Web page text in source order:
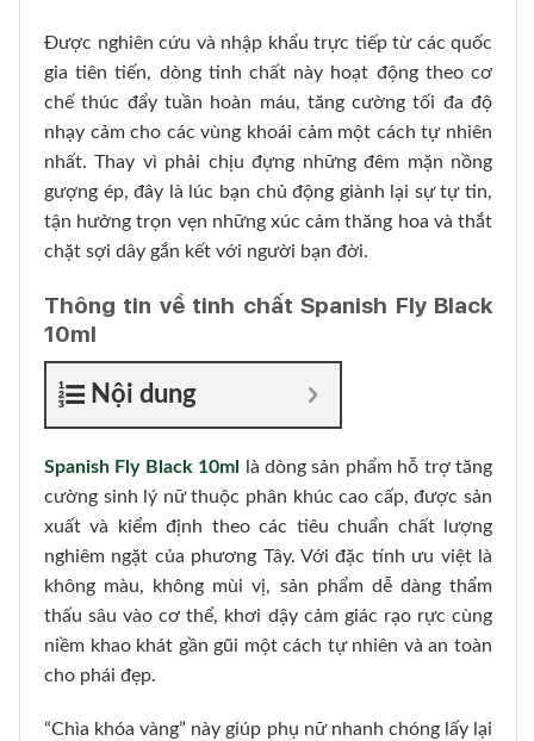
Được nghiên cứu và nhập khẩu trực tiếp từ các quốc
gia tiên tiến, dòng tinh chất này hoạt động theo cơ
chế thúc đẩy tuần hoàn máu, tăng cường tối đa độ
nhạy cảm cho các vùng khoái cảm một cách tự nhiên
nhất. Thay vì phải chịu đựng những đêm mặn nồng
gượng ép, đây là lúc bạn chủ động giành lại sự tự tin,
tận hưởng trọn vẹn những xúc cảm thăng hoa và thắt
chặt sợi dây gắn kết với người bạn đời.
Thông tin về tinh chất Spanish Fly Black
10ml
Nội dung
Spanish Fly Black 10ml
là dòng sản phẩm hỗ trợ tăng
cường sinh lý nữ thuộc phân khúc cao cấp, được sản
xuất và kiểm định theo các tiêu chuẩn chất lượng
nghiêm ngặt của phương Tây. Với đặc tính ưu việt là
không màu, không mùi vị, sản phẩm dễ dàng thẩm
thấu sâu vào cơ thể, khơi dậy cảm giác rạo rực cùng
niềm khao khát gần gũi một cách tự nhiên và an toàn
cho phái đẹp.
“Chìa khóa vàng” này giúp phụ nữ nhanh chóng lấy lại